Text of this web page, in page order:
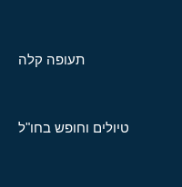
תעופה קלה
טיולים וחופש בחו"ל